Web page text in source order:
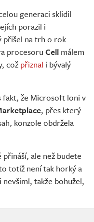
generaci sklidil
porazil i
přišel na trh o rok
procesoru Cell málem
což přiznal i bývalý
fakt, že Microsoft loni v
, přes který
konzole obdržela
ale než budete
totiž není tak horký a
takže bohužel,